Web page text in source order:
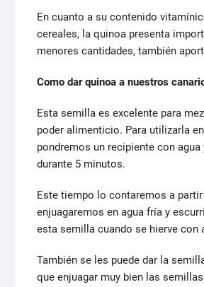
En cuanto a su contenido
cereales, la quinoa presenta
menores cantidades, también
Como dar quinoa a nuestros
Esta semilla es excelente para
poder alimenticio. Para utilizarla
pondremos un recipiente con
durante 5 minutos.
Este tiempo lo contaremos a
enjuagaremos en agua fría y
esta semilla cuando se hierve con
También se les puede dar la
que enjuagar muy bien las